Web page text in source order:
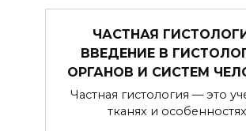
ЧАСТНАЯ
ВВЕДЕНИЕ В
ОРГАНОВ И СИСТЕМ
Частная гистология — это
тканях и особенностях